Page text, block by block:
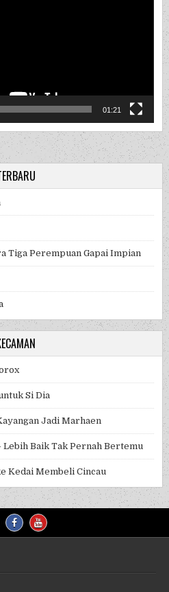
01:21
Tiga Perempuan Gapai Impian
Si Dia
Jadi Marhaen
Lebih Baik Tak Pernah Bertemu
Kedai Membeli Cincau